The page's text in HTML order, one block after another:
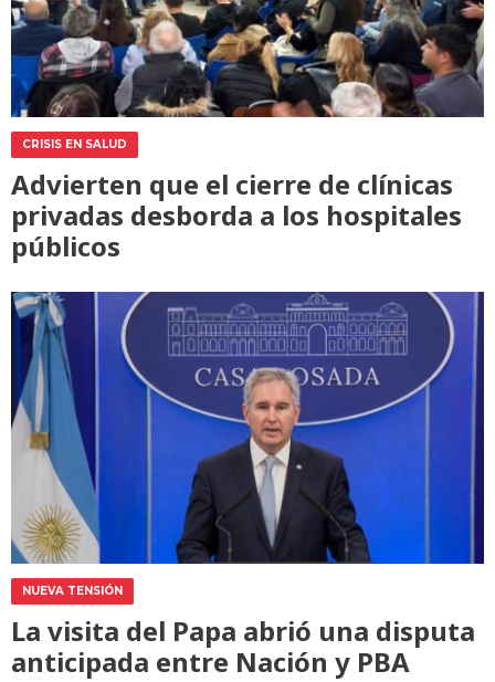
CRISIS EN SALUD
Advierten que el cierre de clínicas
privadas desborda a los hospitales
públicos
NUEVA TENSIÓN
La visita del Papa abrió una disputa
anticipada entre Nación y PBA